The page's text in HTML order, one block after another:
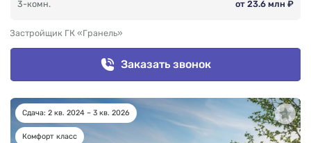
3-комн. от 23.6 млн ₽
Застройщик ГК «Гранель»
Заказать звонок
Сдача: 2 кв. 2024 – 3 кв. 2026
Комфорт класс